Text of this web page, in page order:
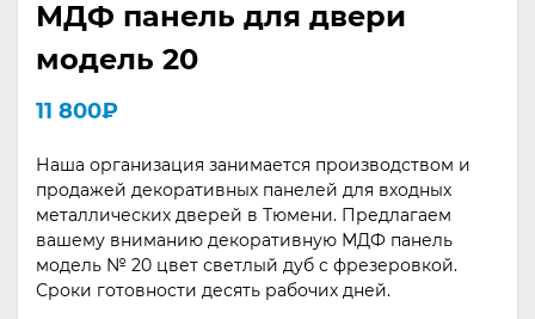
МДФ панель для двери
модель 20
11 800₽
Наша организация занимается производством и
продажей декоративных панелей для входных
металлических дверей в Тюмени. Предлагаем
вашему вниманию декоративную МДФ панель
модель № 20 цвет светлый дуб с фрезеровкой.
Сроки готовности десять рабочих дней.